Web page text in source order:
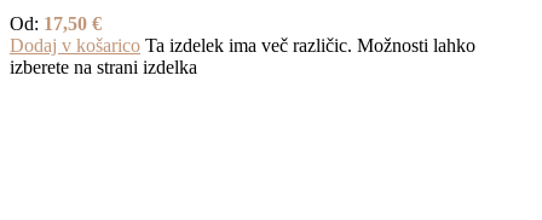
Od: 17,50 €
Dodaj v košarico Ta izdelek ima več različic. Možnosti lahko
izberete na strani izdelka